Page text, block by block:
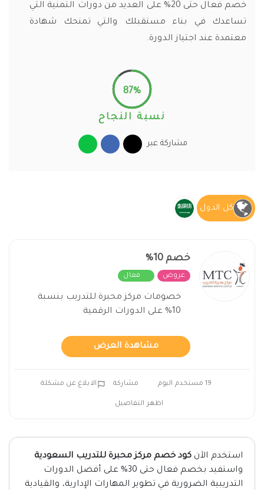
خصم فعال حتى 20% على العديد من دورات التمنية التي
تساعدك في بناء مستقبلك والتي تمنحك شهادة
معتمدة عند اجتياز الدورة.
87%
نسبة النجاح
مشاركة عبر
كل الدول
خصم 10%
عروض فعال
خصومات مركز محبرة للتدريب بنسبة
10% على الدورات الرقمية
مشاهدة العرض
19 مستخدم اليوم مشاركة الابلاغ عن مشكلة
اظهر التفاصيل
استخدم الآن كود خصم مركز محبرة للتدريب السعودية
واستفيد بخصم فعال حتى 30% على أفضل الدورات
التدريبية الضرورية في تطوير المهارات الإدارية، والقيادية